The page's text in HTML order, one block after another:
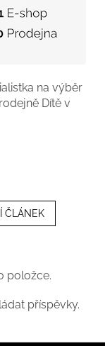
na výběr
Dítě v
ČLÁNEK
položce.
příspěvky.